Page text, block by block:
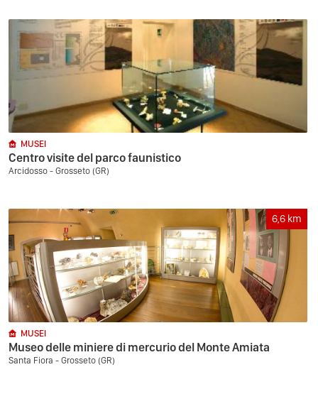
MUSEI
Centro visite del parco faunistico
Arcidosso - Grosseto (GR)
6,6 km
MUSEI
Museo delle miniere di mercurio del Monte Amiata
Santa Fiora - Grosseto (GR)